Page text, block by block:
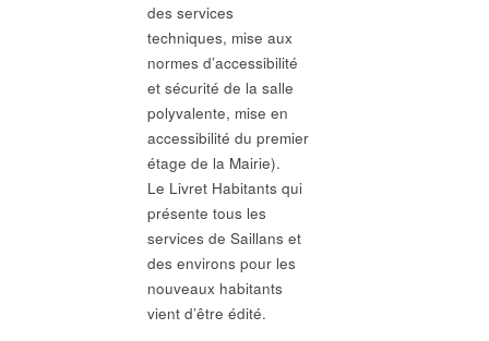
des services
techniques, mise aux
normes d’accessibilité
et sécurité de la salle
polyvalente, mise en
accessibilité du premier
étage de la Mairie).
Le Livret Habitants qui
présente tous les
services de Saillans et
des environs pour les
nouveaux habitants
vient d’être édité.